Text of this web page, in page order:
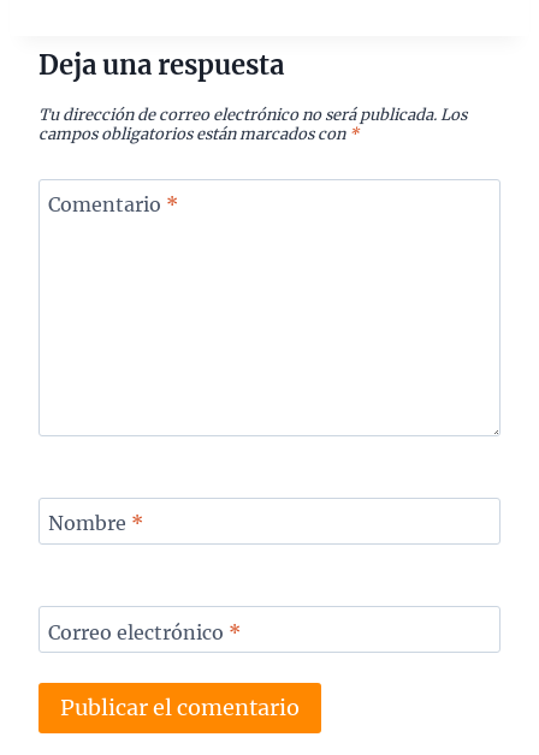
Deja una respuesta
Tu dirección de correo electrónico no será publicada. Los
campos obligatorios están marcados con *
Comentario *
Nombre *
Correo electrónico *